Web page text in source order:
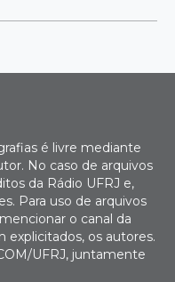
é livre mediante
No caso de arquivos
da Rádio UFRJ e,
Para uso de arquivos
o canal da
explicitados, os autores.
UFRJ, juntamente